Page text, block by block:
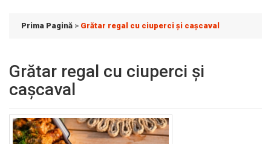
Prima Pagină > Grătar regal cu ciuperci și cașcaval
Grătar regal cu ciuperci și
cașcaval